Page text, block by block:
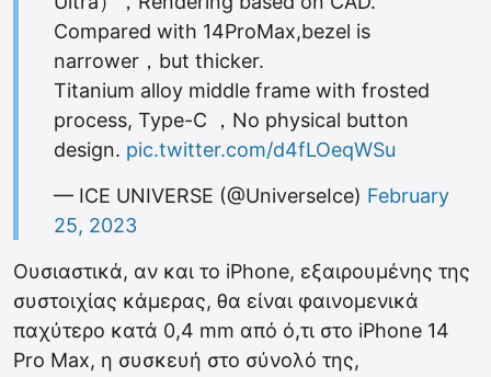
Compared with 14ProMax,bezel is
narrower，but thicker.
Titanium alloy middle frame with frosted
process, Type-C ，No physical button
design. pic.twitter.com/d4fLOeqWSu
— ICE UNIVERSE (@UniverseIce) February
25, 2023
Ουσιαστικά, αν και το iPhone, εξαιρουμένης της
συστοιχίας κάμερας, θα είναι φαινομενικά
παχύτερο κατά 0,4 mm από ό,τι στο iPhone 14
Pro‌ Max, η συσκευή στο σύνολό της,